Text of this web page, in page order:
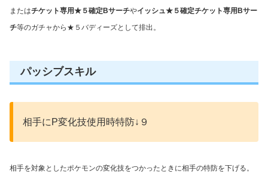
またはチケット専用★５確定Bサーチやイッシュ★５確定チケット専用Bサー
チ等のガチャから★５バディーズとして排出。
パッシブスキル
相手にP変化技使用時特防↓９
相手を対象としたポケモンの変化技をつかったときに相手の特防を下げる。